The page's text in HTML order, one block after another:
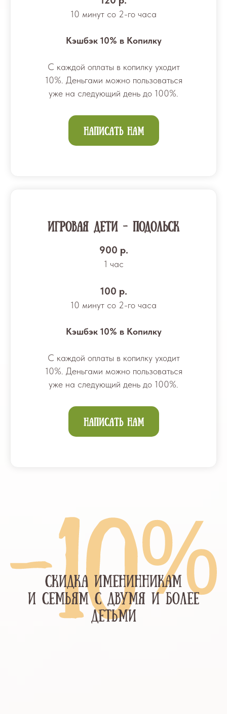
10 минут со 2-го часа
Кэшбэк 10% в Копилку
С каждой оплаты в копилку уходит
10%. Деньгами можно пользоваться
уже на следующий день до 100%.
Написать нам
Игровая ДЕТИ - Подольск
900 р.
1 час
100 р.
10 минут со 2-го часа
Кэшбэк 10% в Копилку
С каждой оплаты в копилку уходит
10%. Деньгами можно пользоваться
уже на следующий день до 100%.
Написать нам
СКИДКА ИМЕНИННИКАМ
И СЕМЬЯМ С ДВУМЯ И БОЛЕЕ
ДЕТЬМИ